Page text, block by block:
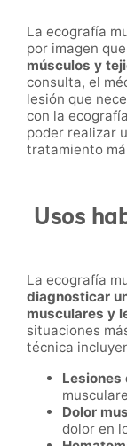
La ecografía
por imagen
músculos y
consulta, el
lesión que
con la
poder realizar
tratamiento
Usos
La ecografía
diagnosticar
musculares y
situaciones
técnica
Lesiones
Dolor
dolor en